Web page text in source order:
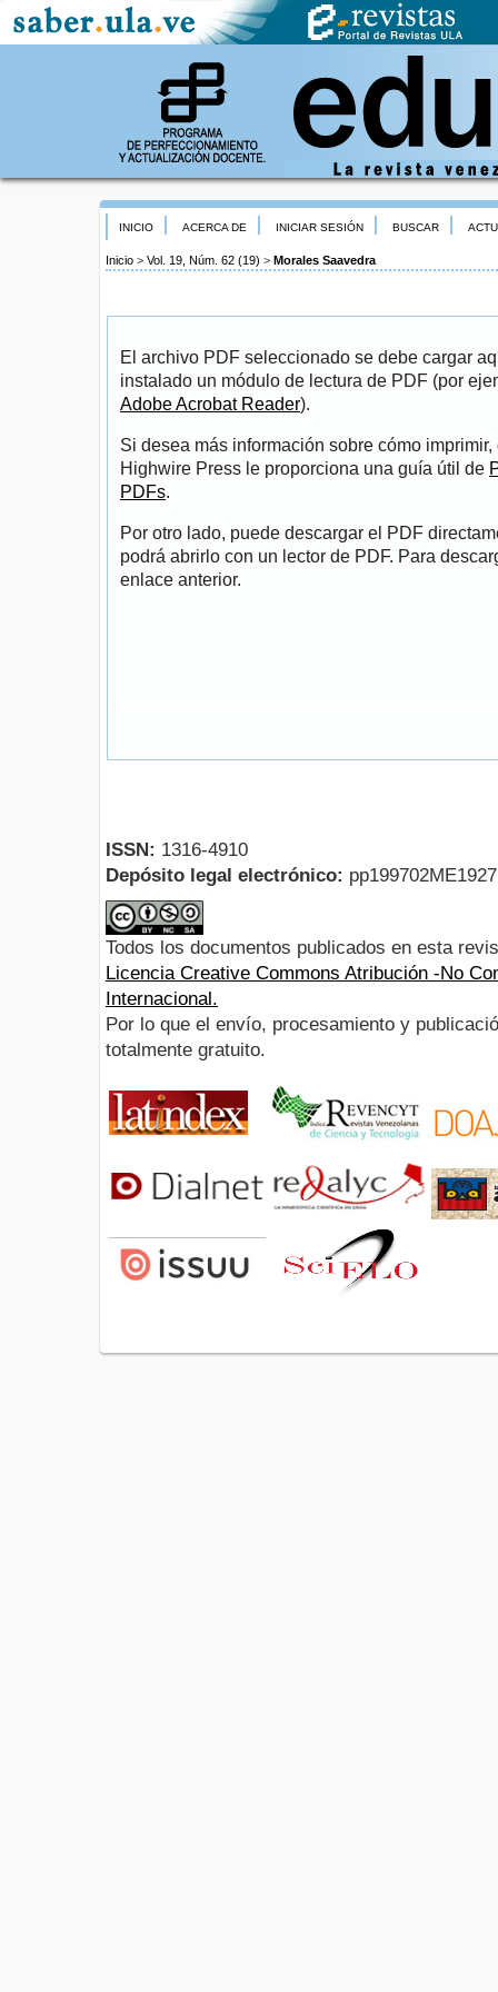
INICIO ACERCA DE INICIAR SESIÓN BUSCAR
Inicio > Vol. 19, Núm. 62 (19) > Morales Saavedra
El archivo PDF seleccionado se debe cargar
instalado un módulo de lectura de PDF (por
Adobe Acrobat Reader).
Si desea más información sobre cómo
Highwire Press le proporciona una guía útil de
PDFs.
Por otro lado, puede descargar el PDF
podrá abrirlo con un lector de PDF. Para
enlace anterior.
ISSN: 1316-4910
Depósito legal electrónico:
Todos los documentos publicados en esta
Licencia Creative Commons Atribución -No
Internacional.
Por lo que el envío, procesamiento y
totalmente gratuito.